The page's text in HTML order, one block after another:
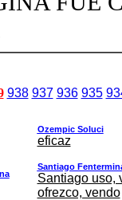
938 937 936 935
Ozempic Soluci
eficaz
Santiago
Santiago uso,
ofrezco, vendo